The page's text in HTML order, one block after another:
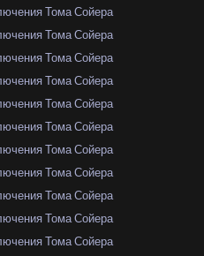
Тома Сойера
Тома Сойера
Тома Сойера
Тома Сойера
Тома Сойера
Тома Сойера
Тома Сойера
Тома Сойера
Тома Сойера
Тома Сойера
Тома Сойера